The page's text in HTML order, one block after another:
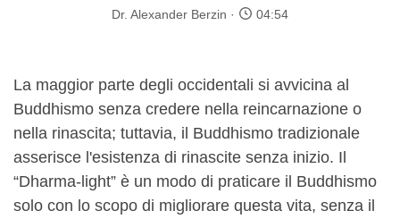
Dr. Alexander Berzin 04:54
La maggior parte degli occidentali si avvicina al
Buddhismo senza credere nella reincarnazione o
nella rinascita; tuttavia, il Buddhismo tradizionale
asserisce l'esistenza di rinascite senza inizio. Il
“Dharma-light” è un modo di praticare il Buddhismo
solo con lo scopo di migliorare questa vita, senza il